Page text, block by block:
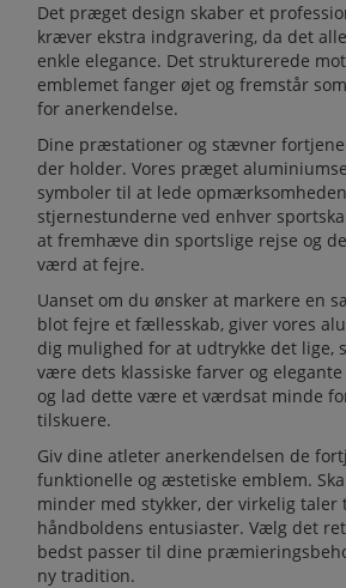
Det præget design skaber et
kræver ekstra indgravering, da det
enkle elegance. Det strukturerede
emblemet fanger øjet og fremstår
for anerkendelse.
Dine præstationer og stævner
der holder. Vores præget
symboler til at lede
stjernestunderne ved enhver
at fremhæve din sportslige rejse og
værd at fejre.
Uanset om du ønsker at markere en
blot fejre et fællesskab, giver vores
dig mulighed for at udtrykke det lige,
være dets klassiske farver og
og lad dette være et værdsat minde
tilskuere.
Giv dine atleter anerkendelsen de
funktionelle og æstetiske emblem.
minder med stykker, der virkelig
håndboldens entusiaster. Vælg det
bedst passer til dine
ny tradition.